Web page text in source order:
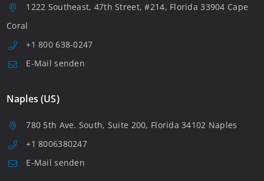
1222 Southeast, 47th Street, #214, Florida 33904 Cape
Coral
+1 800 638-0247
E-Mail senden
Naples (US)
780 5th Ave. South, Suite 200, Florida 34102 Naples
+1 8006380247
E-Mail senden